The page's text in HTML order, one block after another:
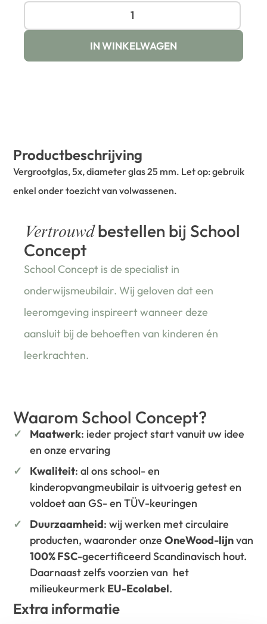
IN WINKELWAGEN
Productbeschrijving
Vergrootglas, 5x, diameter glas 25 mm. Let op: gebruik
enkel onder toezicht van volwassenen.
Vertrouwdbestellen bij School
Concept
School Concept is de specialist in
onderwijsmeubilair. Wij geloven dat een
leeromgeving inspireert wanneer deze
aansluit bij de behoeften van kinderen én
leerkrachten.
Waarom School Concept?
Maatwerk: ieder project start vanuit uw idee
en onze ervaring
Kwaliteit: al ons school- en
kinderopvangmeubilair is uitvoerig getest en
voldoet aan GS- en TÜV-keuringen
Duurzaamheid: wij werken met circulaire
producten, waaronder onzeOneWood-lijnvan
100% FSC-gecertificeerd Scandinavisch hout.
Daarnaast zelfs voorzien van het
milieukeurmerk EU-Ecolabel.
Extra informatie